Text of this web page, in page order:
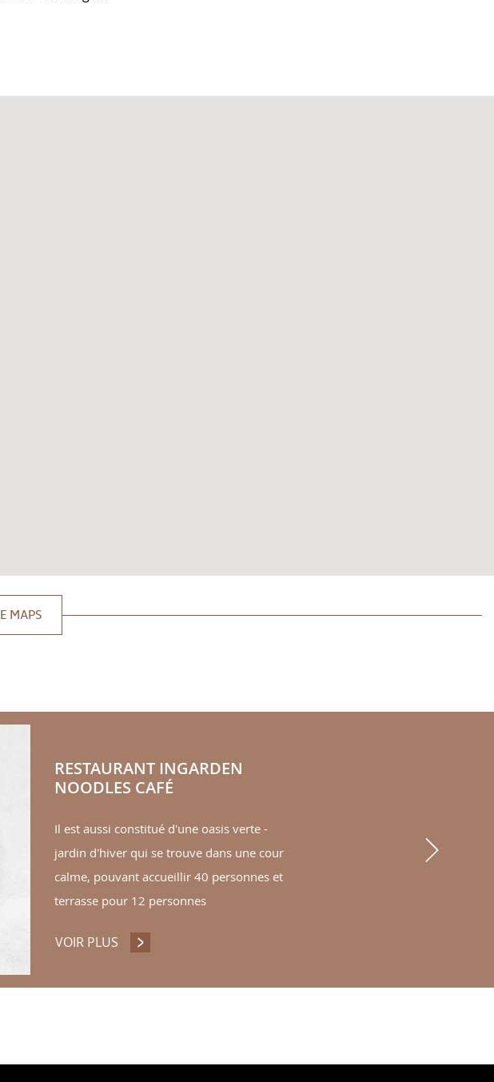
MAPS
RESTAURANT INGARDEN
NOODLES CAFÉ
Il est aussi constitué d'une oasis verte -
jardin d'hiver qui se trouve dans une cour
calme, pouvant accueillir 40 personnes et
terrasse pour 12 personnes
VOIR PLUS RESTAURANT INGARDEN NOODLES CAFÉ